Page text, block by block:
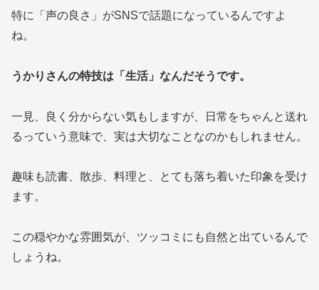
特に「声の良さ」がSNSで話題になっているんですよ
ね。
うかりさんの特技は「生活」なんだそうです。
一見、良く分からない気もしますが、日常をちゃんと送れ
るっていう意味で、実は大切なことなのかもしれません。
趣味も読書、散歩、料理と、とても落ち着いた印象を受け
ます。
この穏やかな雰囲気が、ツッコミにも自然と出ているんで
しょうね。